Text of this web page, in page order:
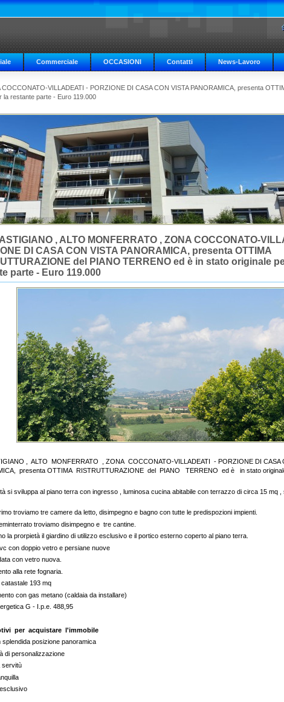
Commerciale OCCASIONI Contatti News-Lavoro
VILLADEATI - PORZIONE DI CASA CON VISTA PANORAMICA, presenta
restante parte - Euro 119.000
, ALTO MONFERRATO , ZONA COCCONATO-
DI CASA CON VISTA PANORAMICA, presenta OTTIMA
del PIANO TERRENO ed è in stato originale
parte - Euro 119.000
, ALTO MONFERRATO , ZONA COCCONATO-VILLADEATI - PORZIONE DI CASA
presenta OTTIMA RISTRUTTURAZIONE del PIANO TERRENO ed è in stato
si sviluppa al piano terra con ingresso , luminosa cucina abitabile con terrazzo di circa 15 mq ,
troviamo tre camere da letto, disimpegno e bagno con tutte le predispozioni impienti.
troviamo disimpegno e tre cantine.
la prorpietà il giardino di utilizzo esclusivo e il portico esterno coperto al piano terra.
con doppio vetro e persiane nuove
con vetro nuova.
alla rete fognaria.
193 mq
con gas metano (caldaia da installare)
G - I.p.e. 488,95
per acquistare l'immobile
splendida posizione panoramica
di personalizzazione
servitù